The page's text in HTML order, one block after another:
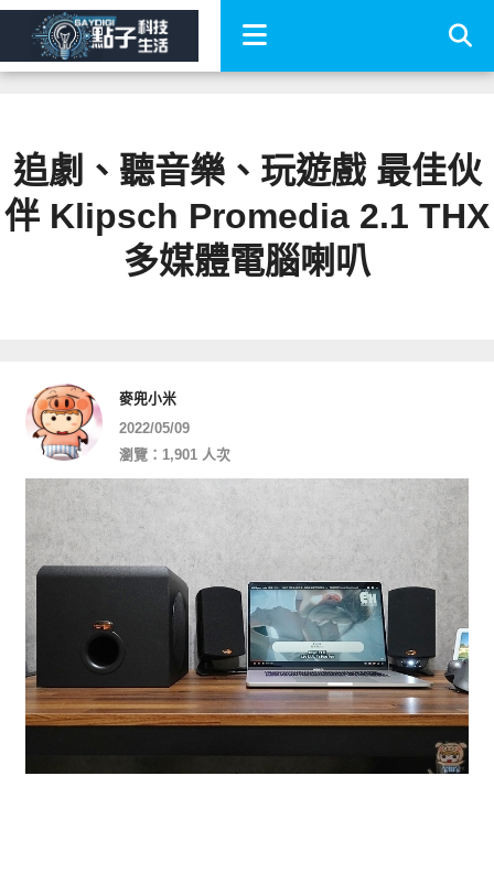
追劇、聽音樂、玩遊戲 最佳伙
伴 Klipsch Promedia 2.1 THX
多媒體電腦喇叭
麥兜小米
2022/05/09
瀏覽：1,901 人次